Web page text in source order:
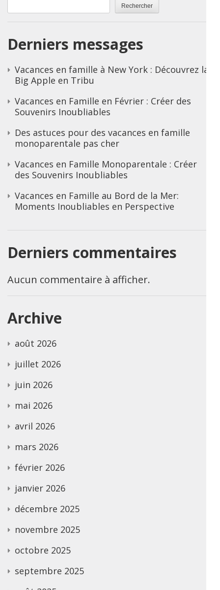
Rechercher
Derniers messages
Vacances en famille à New York : Découvrez la
Big Apple en Tribu
Vacances en Famille en Février : Créer des
Souvenirs Inoubliables
Des astuces pour des vacances en famille
monoparentale pas cher
Vacances en Famille Monoparentale : Créer
des Souvenirs Inoubliables
Vacances en Famille au Bord de la Mer:
Moments Inoubliables en Perspective
Derniers commentaires
Aucun commentaire à afficher.
Archive
août 2026
juillet 2026
juin 2026
mai 2026
avril 2026
mars 2026
février 2026
janvier 2026
décembre 2025
novembre 2025
octobre 2025
septembre 2025